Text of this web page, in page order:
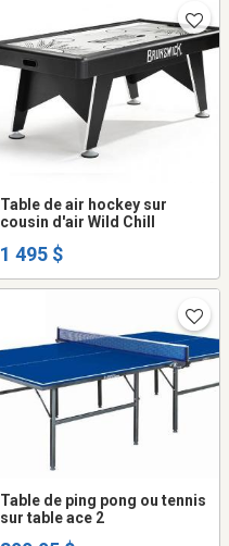
Table de air hockey sur
cousin d'air Wild Chill
1 495 $
Table de ping pong ou tennis
sur table ace 2